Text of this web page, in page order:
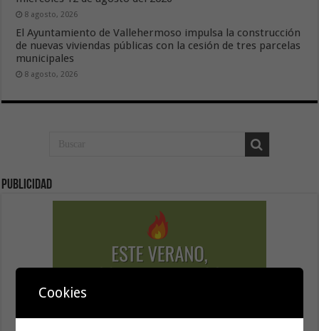
8 agosto, 2026
El Ayuntamiento de Vallehermoso impulsa la construcción
de nuevas viviendas públicas con la cesión de tres parcelas
municipales
8 agosto, 2026
Publicidad
Cookies